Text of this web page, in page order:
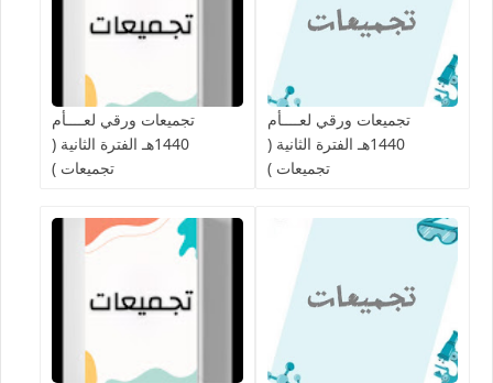
تجميعات ورقي لعــــأم
1440هـ الفترة الثانية (
تجميعات )
تجميعات ورقي لعــــأم
1440هـ الفترة الثانية (
تجميعات )